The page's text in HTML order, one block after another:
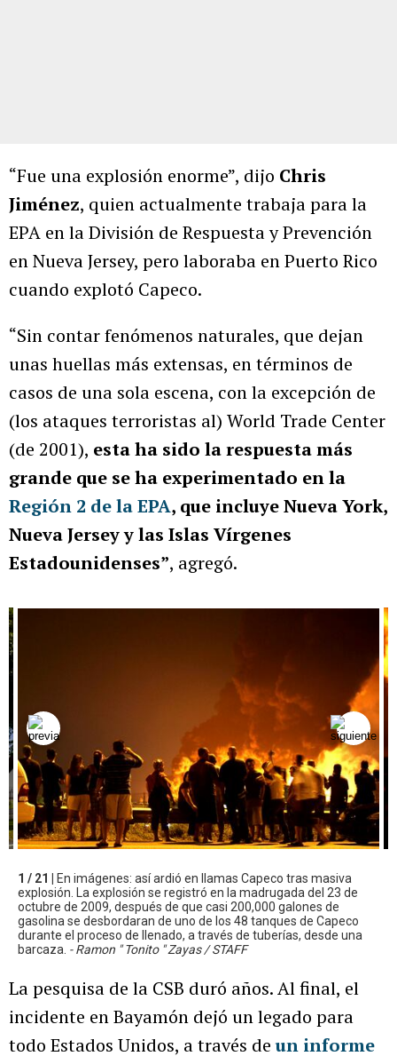
“Fue una explosión enorme”, dijo Chris
Jiménez, quien actualmente trabaja para la
EPA en la División de Respuesta y Prevención
en Nueva Jersey, pero laboraba en Puerto Rico
cuando explotó Capeco.
“Sin contar fenómenos naturales, que dejan
unas huellas más extensas, en términos de
casos de una sola escena, con la excepción de
(los ataques terroristas al) World Trade Center
(de 2001), esta ha sido la respuesta más
grande que se ha experimentado en la
Región 2 de la EPA, que incluye Nueva York,
Nueva Jersey y las Islas Vírgenes
Estadounidenses”, agregó.
1 / 21 |
En imágenes: así ardió en llamas Capeco tras masiva
explosión. La explosión se registró en la madrugada del 23 de
octubre de 2009, después de que casi 200,000 galones de
gasolina se desbordaran de uno de los 48 tanques de Capeco
durante el proceso de llenado, a través de tuberías, desde una
barcaza. - Ramon " Tonito " Zayas / STAFF
La pesquisa de la CSB duró años. Al final, el
incidente en Bayamón dejó un legado para
todo Estados Unidos, a través deun informe